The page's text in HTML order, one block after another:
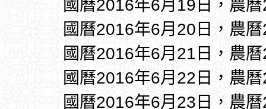
國曆2016年6月19日，農
國曆2016年6月20日，農
國曆2016年6月21日，農
國曆2016年6月22日，農
國曆2016年6月23日，農